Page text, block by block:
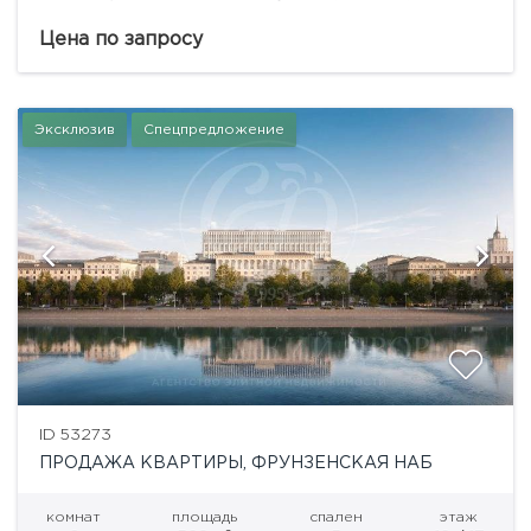
Крестовоздвиженском переулке Москвы — это
Цена по запросу
Эксклюзив Спецпредложение
ID 53273
ПРОДАЖА КВАРТИРЫ, ФРУНЗЕНСКАЯ НАБ
комнат площадь спален этаж